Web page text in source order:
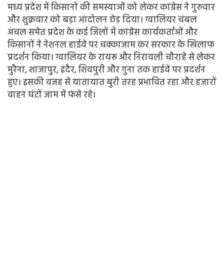
मध्य प्रदेश में किसानों की समस्याओं को लेकर कांग्रेस ने गुरुवार
और शुक्रवार को बड़ा आंदोलन छेड़ दिया। ग्वालियर चंबल
अंचल समेत प्रदेश के कई जिलों में कांग्रेस कार्यकर्ताओं और
किसानों ने नेशनल हाईवे पर चक्काजाम कर सरकार के खिलाफ
प्रदर्शन किया। ग्वालियर के रायरू और निरावली चौराहे से लेकर
मुरैना, शाजापुर, इंदैर, शिवपुरी और गुना तक हाईवे पर प्रदर्शन
हुए। इसकी वजह से यातायात बुरी तरह प्रभावित रहा और हजारों
वाहन घंटों जाम में फंसे रहे।